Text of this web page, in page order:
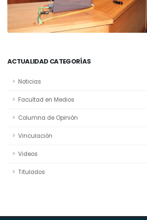
ACTUALIDAD CATEGORÍAS
Noticias
Facultad en Medios
Columna de Opinión
Vinculación
Videos
Titulados